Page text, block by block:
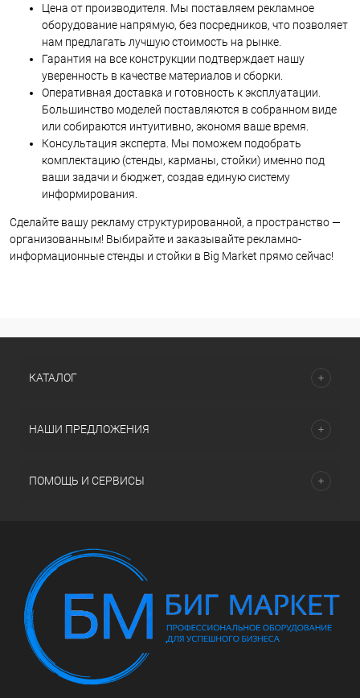
Цена от производителя. Мы поставляем рекламное
оборудование напрямую, без посредников, что позволяет
нам предлагать лучшую стоимость на рынке.
Гарантия на все конструкции подтверждает нашу
уверенность в качестве материалов и сборки.
Оперативная доставка и готовность к эксплуатации.
Большинство моделей поставляются в собранном виде
или собираются интуитивно, экономя ваше время.
Консультация эксперта. Мы поможем подобрать
комплектацию (стенды, карманы, стойки) именно под
ваши задачи и бюджет, создав единую систему
информирования.
Сделайте вашу рекламу структурированной, а пространство —
организованным! Выбирайте и заказывайте рекламно-
информационные стенды и стойки в Big Market прямо сейчас!
КАТАЛОГ
НАШИ ПРЕДЛОЖЕНИЯ
ПОМОЩЬ И СЕРВИСЫ